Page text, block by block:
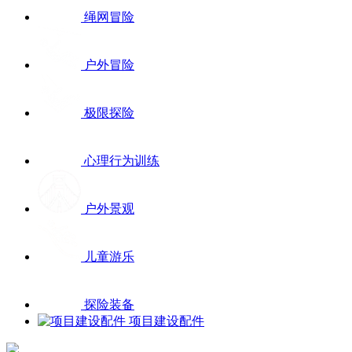
绳网冒险
户外冒险
极限探险
心理行为训练
户外景观
儿童游乐
探险装备
项目建设配件